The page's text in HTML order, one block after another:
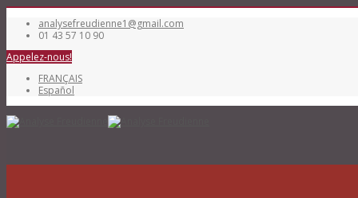
analysefreudienne1@gmail.com
01 43 57 10 90
Appelez-nous!
FRANÇAIS
Español